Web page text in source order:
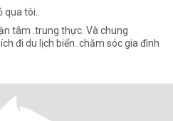
tôi..
tâm .trung thực. Và chung
đi du lịch biển..chăm sóc gia đình